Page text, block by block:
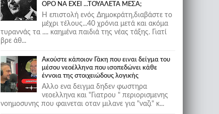
ΟΡΟ ΝΑ ΕΧΕΙ ...ΤΟΥΑΛΕΤΑ ΜΕΣΑ;
Η επιστολή ενός Δημοκράτη,διαβάστε το
μέχρι τέλους...40 χρόνια μετά και ακόμα
τυραννάς τα .... καημένα παιδιά της νέας τάξης. Γιατί
βρε άθ...
Ακούστε κάποιον Γάκη που ειναι δείγμα του
μέσου νεοέλληνα που ισοπεδώνει κάθε
έννοια της στοιχειώδους λογικής
Αλλο ενα δειγμα δηδεν φωστηρα
νεοελληνα και "Γιατρου " περιορισμενης
νοημοσυνης που φαινεται οταν μιλανε για "ναζι" κ...